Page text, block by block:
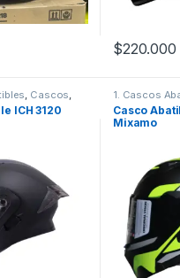
tiene múltiples variantes.
$220.000
Este
Cascos
ICH 3120
1. Cascos
ICH
Casco
Mixamo